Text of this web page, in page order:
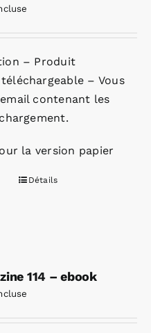
– Produit
– Vous
contenant les
la version papier
Détails
114 – ebook